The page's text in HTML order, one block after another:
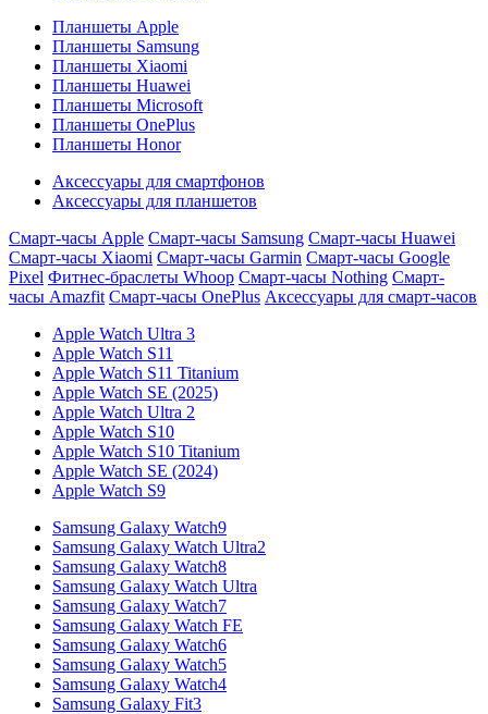
Планшеты Apple
Планшеты Samsung
Планшеты Xiaomi
Планшеты Huawei
Планшеты Microsoft
Планшеты OnePlus
Планшеты Honor
Аксессуары для смартфонов
Аксессуары для планшетов
Смарт-часы Apple Смарт-часы Samsung Смарт-часы Huawei
Смарт-часы Xiaomi Смарт-часы Garmin Смарт-часы Google
Pixel Фитнес-браслеты Whoop Смарт-часы Nothing Смарт-
часы Amazfit Смарт-часы OnePlus Аксессуары для смарт-часов
Apple Watch Ultra 3
Apple Watch S11
Apple Watch S11 Titanium
Apple Watch SE (2025)
Apple Watch Ultra 2
Apple Watch S10
Apple Watch S10 Titanium
Apple Watch SE (2024)
Apple Watch S9
Samsung Galaxy Watch9
Samsung Galaxy Watch Ultra2
Samsung Galaxy Watch8
Samsung Galaxy Watch Ultra
Samsung Galaxy Watch7
Samsung Galaxy Watch FE
Samsung Galaxy Watch6
Samsung Galaxy Watch5
Samsung Galaxy Watch4
Samsung Galaxy Fit3